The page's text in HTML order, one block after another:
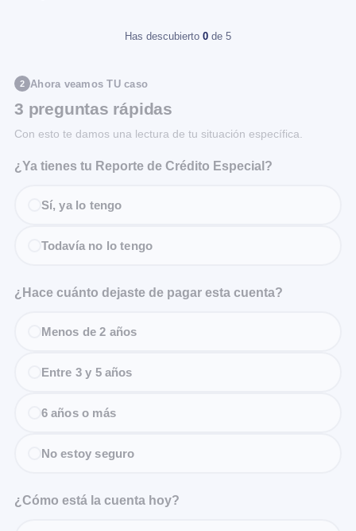
Has descubierto 0 de 5
2 Ahora veamos TU caso
3 preguntas rápidas
Con esto te damos una lectura de tu situación específica.
¿Ya tienes tu Reporte de Crédito Especial?
Sí, ya lo tengo
Todavía no lo tengo
¿Hace cuánto dejaste de pagar esta cuenta?
Menos de 2 años
Entre 3 y 5 años
6 años o más
No estoy seguro
¿Cómo está la cuenta hoy?